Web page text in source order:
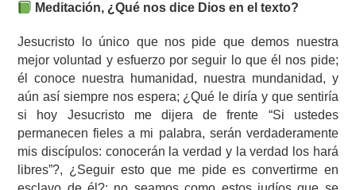
Meditación, ¿Qué nos dice Dios en el texto?
Jesucristo lo único que nos pide que demos nuestra
mejor voluntad y esfuerzo por seguir lo que él nos pide;
él conoce nuestra humanidad, nuestra mundanidad, y
aún así siempre nos espera; ¿Qué le diría y que sentiría
si hoy Jesucristo me dijera de frente “Si ustedes
permanecen fieles a mi palabra, serán verdaderamente
mis discípulos: conocerán la verdad y la verdad los hará
libres”?, ¿Seguir esto que me pide es convertirme en